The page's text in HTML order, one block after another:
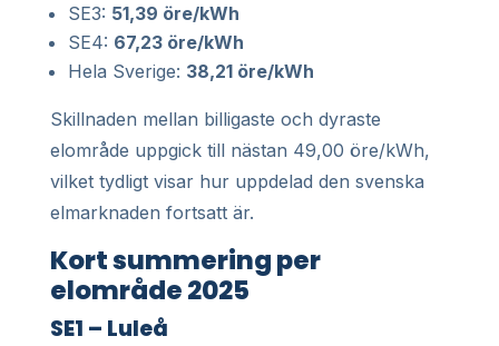
SE3: 51,39 öre/kWh
SE4: 67,23 öre/kWh
Hela Sverige: 38,21 öre/kWh
Skillnaden mellan billigaste och dyraste
elområde uppgick till nästan 49,00 öre/kWh,
vilket tydligt visar hur uppdelad den svenska
elmarknaden fortsatt är.
Kort summering per
elområde 2025
SE1 – Luleå